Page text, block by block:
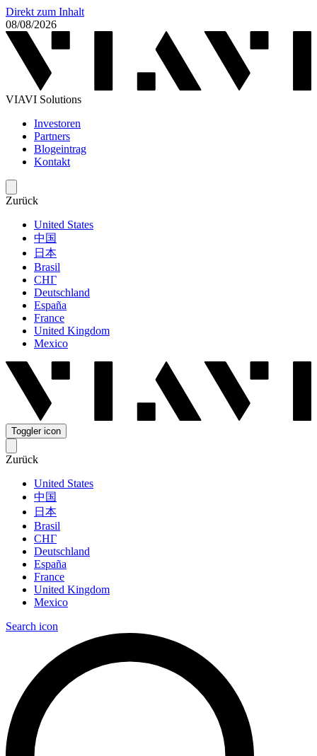
Direkt zum Inhalt
08/08/2026
VIAVI Solutions
Investoren
Partners
Blogeintrag
Kontakt
Zurück
United States
中国
日本
Brasil
СНГ
Deutschland
España
France
United Kingdom
Mexico
Toggler icon
Zurück
United States
中国
日本
Brasil
СНГ
Deutschland
España
France
United Kingdom
Mexico
Search icon